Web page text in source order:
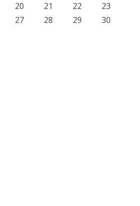
20 21 22
23
27 28 29
30